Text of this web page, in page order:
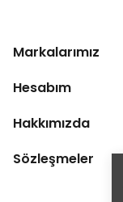
Markalarımız
Hesabım
Hakkımızda
Sözleşmeler